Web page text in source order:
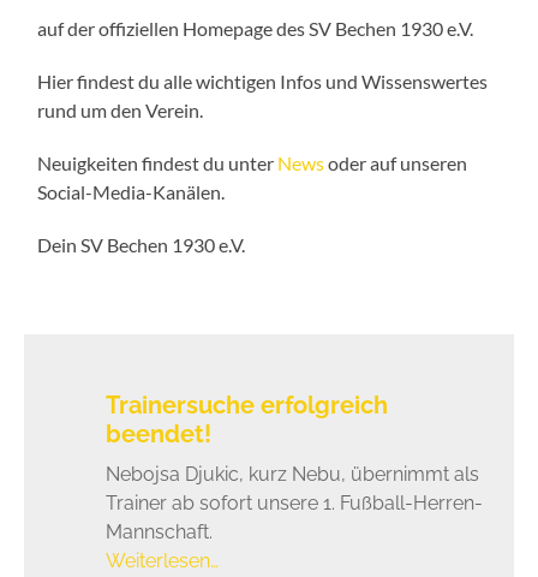
auf der offiziellen Homepage des SV Bechen 1930 e.V.
Hier findest du alle wichtigen Infos und Wissenswertes
rund um den Verein.
Neuigkeiten findest du unter Newsoder auf unseren
Social-Media-Kanälen.
Dein SV Bechen 1930 e.V.
Trainersuche erfolgreich
beendet!
Nebojsa Djukic, kurz Nebu, übernimmt als
Trainer ab sofort unsere 1. Fußball-Herren-
Mannschaft.
Weiterlesen…